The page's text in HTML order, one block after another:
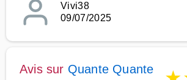
Vivi38
09/07/2025
Avis sur Quante Quante